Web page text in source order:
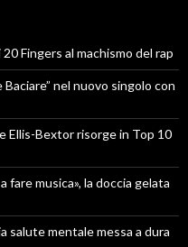
Fingers al machismo del rap
nel nuovo singolo con
Ellis-Bextor risorge in Top 10
fare musica», la doccia gelata
salute mentale messa a dura